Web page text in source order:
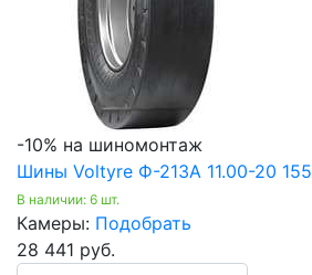
-10% на шиномонтаж
Шины Voltyre Ф-213А 11.00-20
В наличии: 6 шт.
Камеры: Подобрать
28 441 руб.